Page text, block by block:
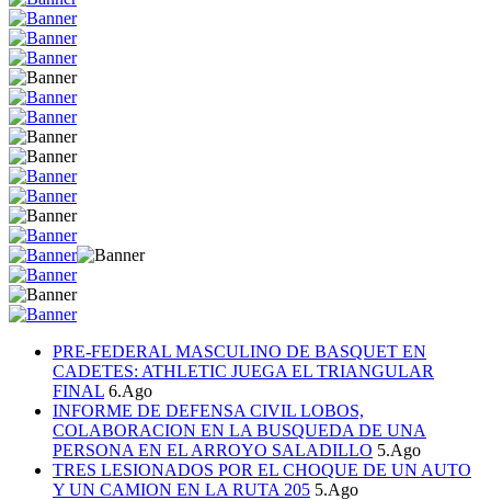
PRE-FEDERAL MASCULINO DE BASQUET EN
CADETES: ATHLETIC JUEGA EL TRIANGULAR
FINAL 6.Ago
INFORME DE DEFENSA CIVIL LOBOS,
COLABORACION EN LA BUSQUEDA DE UNA
PERSONA EN EL ARROYO SALADILLO 5.Ago
TRES LESIONADOS POR EL CHOQUE DE UN AUTO
Y UN CAMION EN LA RUTA 205 5.Ago